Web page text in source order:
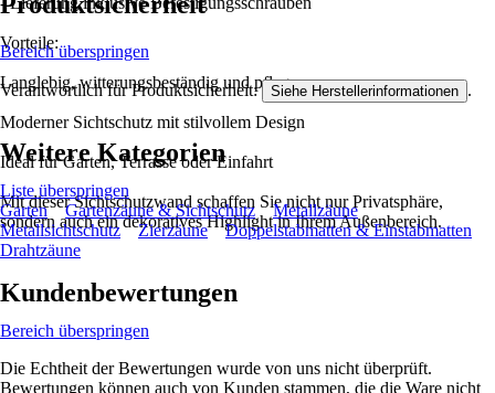
Vorteile:
Langlebig, witterungsbeständig und pflegearm
Moderner Sichtschutz mit stilvollem Design
Ideal für Garten, Terrasse oder Einfahrt
Mit dieser Sichtschutzwand schaffen Sie nicht nur Privatsphäre,
sondern auch ein dekoratives Highlight in Ihrem Außenbereich.
Bereich überspringen
Verantwortlich für Produktsicherheit: Siehe Herstellerinformationen .
Weitere Kategorien
Liste überspringen
Garten
Gartenzäune & Sichtschutz
Metallzäune
Metallsichtschutz
Zierzäune
Doppelstabmatten & Einstabmatten
Drahtzäune
Kundenbewertungen
Bereich überspringen
Die Echtheit der Bewertungen wurde von uns nicht überprüft.
Bewertungen können auch von Kunden stammen, die die Ware nicht